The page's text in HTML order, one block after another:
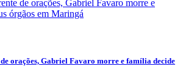
orações, Gabriel Favaro morre e família decide